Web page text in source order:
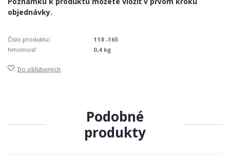
Číslo produktu:
118 -165
hmotnosť:
0,4 kg
Do obľúbených
Podobné
produkty